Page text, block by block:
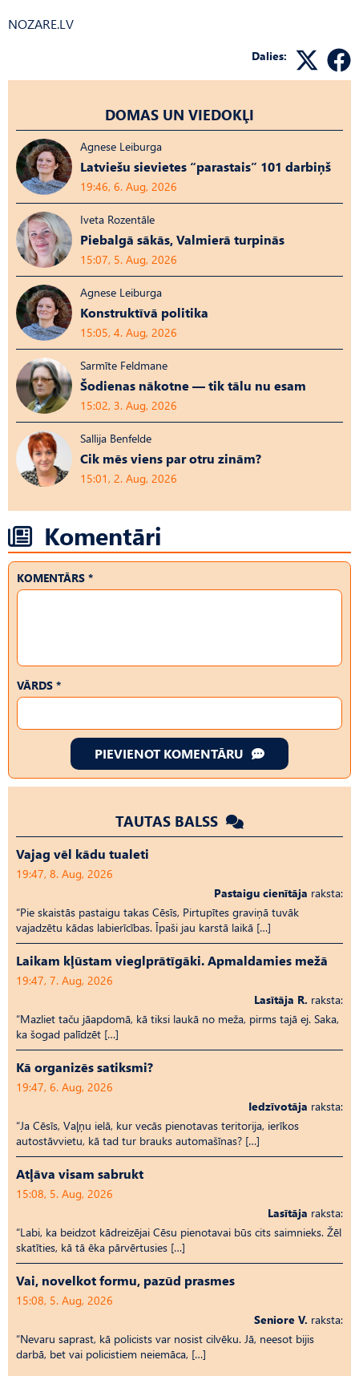
NOZARE.LV
Dalies:
DOMAS UN VIEDOKĻI
Agnese Leiburga
Latviešu sievietes “parastais” 101 darbiņš
19:46, 6. Aug, 2026
Iveta Rozentāle
Piebalgā sākās, Valmierā turpinās
15:07, 5. Aug, 2026
Agnese Leiburga
Konstruktīvā politika
15:05, 4. Aug, 2026
Sarmīte Feldmane
Šodienas nākotne — tik tālu nu esam
15:02, 3. Aug, 2026
Sallija Benfelde
Cik mēs viens par otru zinām?
15:01, 2. Aug, 2026
Komentāri
KOMENTĀRS *
VĀRDS *
PIEVIENOT KOMENTĀRU
TAUTAS BALSS
Vajag vēl kādu tualeti
19:47, 8. Aug, 2026
Pastaigu cienītāja raksta:
“Pie skaistās pastaigu takas Cēsīs, Pirtupītes graviņā tuvāk
vajadzētu kādas labierīcības. Īpaši jau karstā laikā […]
Laikam kļūstam vieglprātīgāki. Apmaldamies mežā
19:47, 7. Aug, 2026
Lasītāja R. raksta:
“Mazliet taču jāapdomā, kā tiksi laukā no meža, pirms tajā ej. Saka,
ka šogad palīdzēt […]
Kā organizēs satiksmi?
19:47, 6. Aug, 2026
Iedzīvotāja raksta:
“Ja Cēsīs, Vaļņu ielā, kur vecās pienotavas teritorija, ierīkos
autostāvvietu, kā tad tur brauks automašīnas? […]
Atļāva visam sabrukt
15:08, 5. Aug, 2026
Lasītāja raksta:
“Labi, ka beidzot kādreizējai Cēsu pienotavai būs cits saimnieks. Žēl
skatīties, kā tā ēka pārvērtusies […]
Vai, novelkot formu, pazūd prasmes
15:08, 5. Aug, 2026
Seniore V. raksta:
“Nevaru saprast, kā policists var nosist cilvēku. Jā, neesot bijis
darbā, bet vai policistiem neiemāca, […]